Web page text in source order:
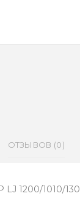
ОТЗЫВОВ (0)
1200/1010/